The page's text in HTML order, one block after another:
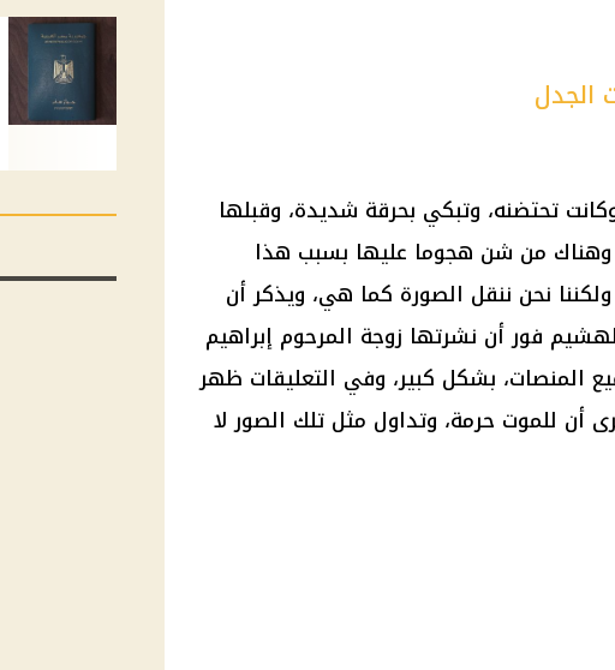
الجدل
تحتضنه، وتبكي بحرقة شديدة، وقبلها
من شن هجوما عليها بسبب هذا
نحن ننقل الصورة كما هي، ويذكر أن
فور أن نشرتها زوجة المرحوم إبراهيم
المنصات، بشكل كبير، وفي التعليقات ظهر
أن للموت حرمة، وتداول مثل تلك الصور لا